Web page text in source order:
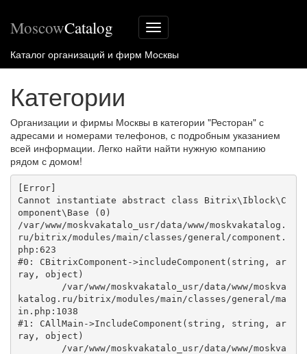
Меню
сайта
MoscowCatalog
Каталог организаций и фирм Москвы
Категории
Организации и фирмы Москвы в категории "Ресторан" с
адресами и номерами телефонов, с подробным указанием
всей информации. Легко найти найти нужную компанию
рядом с домом!
[Error]
Cannot instantiate abstract class Bitrix\Iblock\C
omponent\Base (0)
/var/www/moskvakatalo_usr/data/www/moskvakatalog.
ru/bitrix/modules/main/classes/general/component.
php:623
#0: CBitrixComponent->includeComponent(string, ar
ray, object)
katalog.ru/bitrix/modules/main/classes/general/ma
in.php:1038
#1: CAllMain->IncludeComponent(string, string, ar
ray, object)